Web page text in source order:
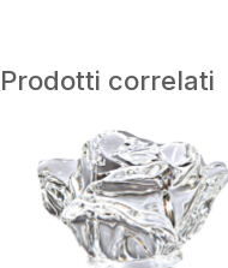
Prodotti correlati